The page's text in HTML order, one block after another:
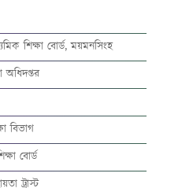
শিক্ষা বোর্ড, ময়মনসিংহ
অধিদপ্তর
বিভাগ
বোর্ড
ট্রাস্ট